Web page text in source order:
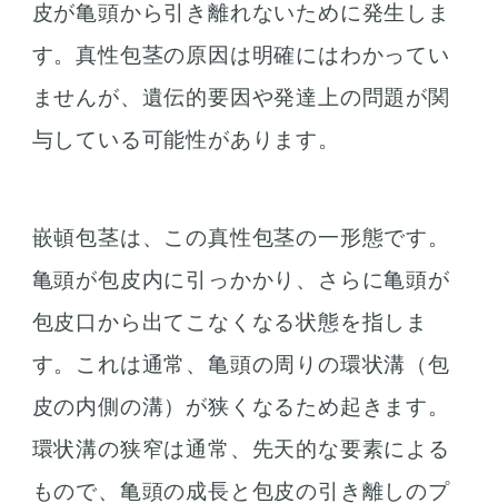
皮が亀頭から引き離れないために発生しま
す。真性包茎の原因は明確にはわかってい
ませんが、遺伝的要因や発達上の問題が関
与している可能性があります。
嵌頓包茎は、この真性包茎の一形態です。
亀頭が包皮内に引っかかり、さらに亀頭が
包皮口から出てこなくなる状態を指しま
す。これは通常、亀頭の周りの環状溝（包
皮の内側の溝）が狭くなるため起きます。
環状溝の狭窄は通常、先天的な要素による
もので、亀頭の成長と包皮の引き離しのプ